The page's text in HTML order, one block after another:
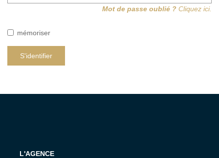
Mot de passe oublié ? Cliquez ici.
mémoriser
S'identifier
L'AGENCE